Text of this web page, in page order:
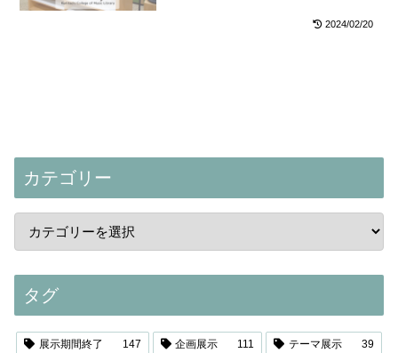
2024/02/20
カテゴリー
タグ
展示期間終了 147 企画展示 111 テーマ展示 39